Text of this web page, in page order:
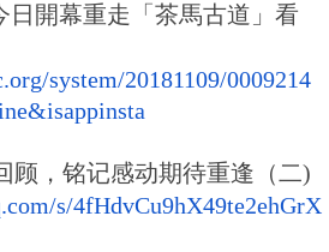
日開幕重走「茶馬古道」看
system/20181109/0009214
isappinsta
顾，铭记感动期待重逢（二)
s/4fHdvCu9hX49te2ehGrX